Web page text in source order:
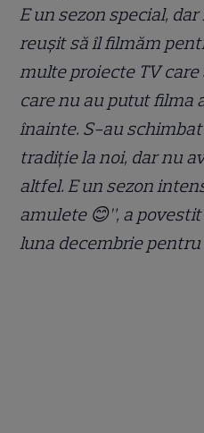
E un sezon special,
reușit să îl filmăm
multe proiecte TV
care nu au putut filma
înainte. S-au
tradiție la noi, dar nu
altfel. E un sezon
amulete 😊”, a
luna decembrie pentru